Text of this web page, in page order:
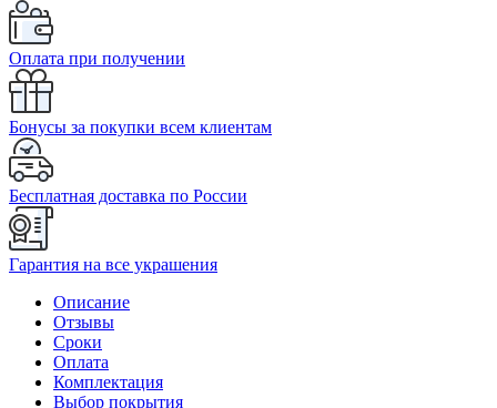
Оплата при получении
Бонусы за покупки всем клиентам
Бесплатная доставка по России
Гарантия на все украшения
Описание
Отзывы
Сроки
Оплата
Комплектация
Выбор покрытия